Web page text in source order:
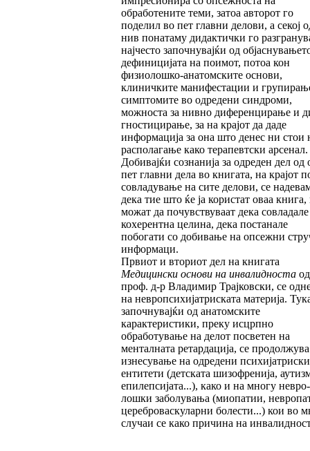
обработените теми, затоа авто­рот го
поделил во пет главни делови, а секој
нив понатаму дидактички го
нај­чес­то започнувајќи од
дефини­ци­јата на поимот, потоа кон
физиолошко-ана­том­ските основи,
клиничките манифестации и
симптомите во одредени син­дро­ми,
можноста за нивно диференцирање и
гнос­тицирање, за на крајот да даде
информа­ци­ја за она што денес ни стои
располагање ка­ко терапевтски арсенал.
Добивајќи сознанија за одреден дел од
пет главни дела во книгата, на крајот
совла­ду­ва­ње на сите делови, се
дека тие што ќе ја користат оваа книга,
можат да почувству­ва­ат дека
кохерентна целина, де­ка постанале
побогати со добивање на опсеж­ни
информаци.
Првиот и вториот дел на книгата
Медицински основи на инвалидностаод
проф. д-р Владимир Трајковски, се
на невропсихијатрис­ка­та материја.
започнувајќи од анатомските
карактеристики, преку исцрпно
обработување на делот посветен на
менталната ретардација, се
изнесување на одредени пси­хи­јатриски
ентитети (детската шизофренија,
епилепсијата...), како и на многу нев­ро­
лошки заболувања (миопатии,
цереброваскуларни болести...) кои во
слу­­чаи се како причина на